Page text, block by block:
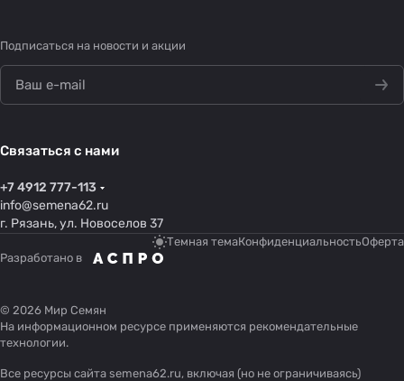
Подписаться на новости и акции
Связаться с нами
+7 4912 777-113
info@semena62.ru
г. Рязань, ул. Новоселов 37
Темная темаКонфиденциальностьОферта
Разработано в
© 2026 Мир Семян
На информационном ресурсе применяются рекомендательные
технологии.
Все ресурсы сайта semena62.ru, включая (но не ограничиваясь)